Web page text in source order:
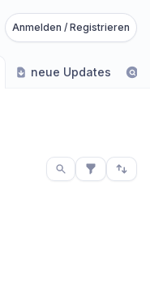
Anmelden / Registrieren
neue Updates